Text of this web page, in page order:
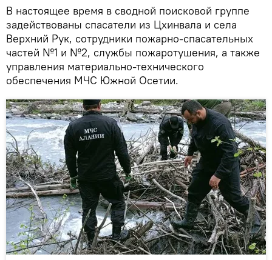
В настоящее время в сводной поисковой группе
задействованы спасатели из Цхинвала и села
Верхний Рук, сотрудники пожарно-спасательных
частей №1 и №2, службы пожаротушения, а также
управления материально-технического
обеспечения МЧС Южной Осетии.